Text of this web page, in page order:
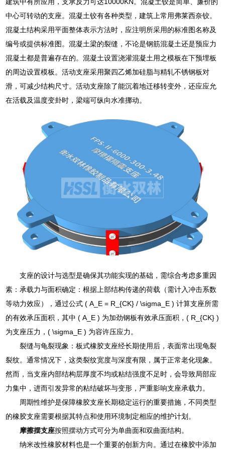
中心可转动的支座。混凝土铰有各种类型，建筑上常用弗莱西奈铰。
混凝土结构采用平面整体表示方法时，应注明所采用的标准图名称及
编号或提供标准图。混凝土梁的裂缝，不论是钢筋混凝土还是预应力
混凝土都是普遍存在的。混凝土设置浇灌混凝土用之模板在下预埋板
的周边设置模板。活动支座采用聚四乙烯加硅脂与精轧不锈钢板对
滑，可减少结构尺寸。活动支座除了能沉着地迁移转变外，还应应允
在活载及温度变卦时，梁端可纵向水准挪动。
支座的设计与选型是确保其功能实现的基础，需综合考虑多重因
素：承载力与面积确定：根据上部结构传递的荷载（需计入冲击系数
等动力效应），通过公式 ( A_E = R_{CK} / \sigma_E ) 计算支座所需
的有效承压面积，其中 ( A_E ) 为加劲钢板有效承压面积，( R_{CK} )
为支座压力，( \sigma_E ) 为容许压应力。
裂缝与龟裂现象：板式橡胶支座经长期使用后，表面常出现龟裂
裂纹。通常情况下，这类裂纹宽度与深度有限，属于正常老化现象。
然而，当支座内部结构层厚度不均或粘结强度不足时，会导致局部应
力集中，进而引发异常的粘结破坏与变形，严重影响支座承载力。
周期性维护是保障橡胶支座长期稳定运行的重要措施，不同类型
的橡胶支座需要根据其特点和使用环境制定相应的维护计划。
摩擦摆支座按照摆动方式可分为单曲面和双曲面结构。
纳米改性橡胶材料也是一个重要的创新方向。通过在橡胶中添加